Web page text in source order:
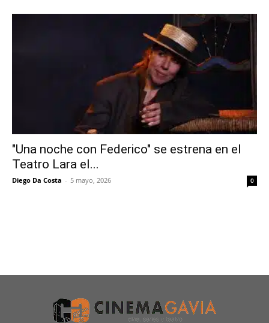
"Una noche con Federico" se estrena en el
Teatro Lara el...
Diego Da Costa - 5 mayo, 2026 0